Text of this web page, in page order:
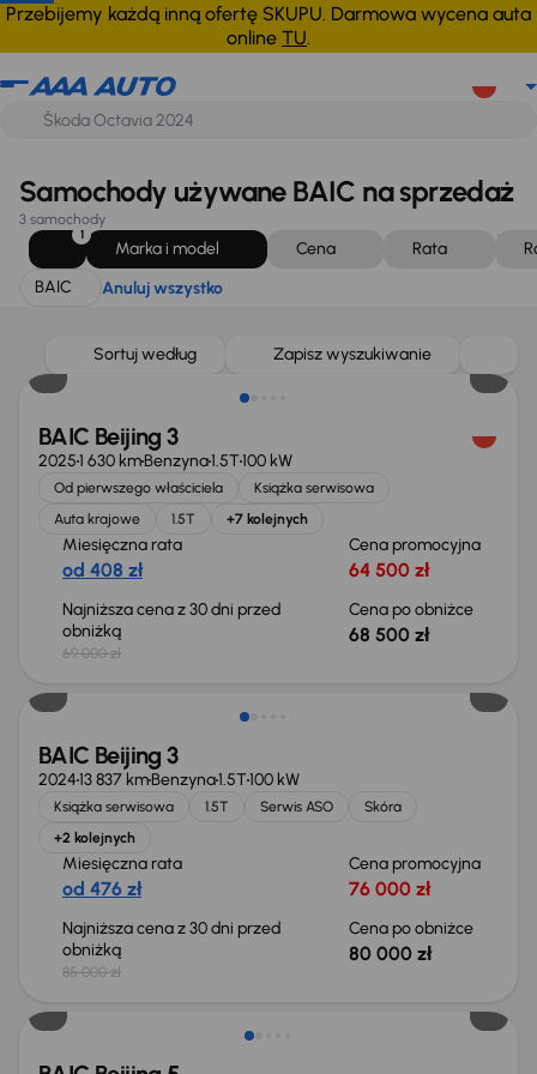
Przebijemy każdą inną ofertę SKUPU. Darmowa wycena auta
online TU.
BAIC Anuluj wszystko
Samochody używane BAIC na sprzedaż
3 samochody
1
Marka i model Cena Rata
BAIC
Anuluj wszystko
Sortuj według Zapisz wyszukiwanie
Taniej o 500 zł
BAIC Beijing 3
20251 630 kmBenzyna1.5T100 kW
Od pierwszego właściciela
Książka serwisowa
Auta krajowe
1.5T +7 kolejnych
Miesięczna rata
od 408 zł
Cena promocyjna
64 500 zł
Najniższa cena z 30 dni przed
obniżką
69 000 zł
Cena po obniżce
68 500 zł
Taniej o 5 000 zł
BAIC Beijing 3
202413 837 kmBenzyna1.5T100 kW
Książka serwisowa 1.5T Serwis ASO
Skóra
+2 kolejnych
Miesięczna rata
od 476 zł
Cena promocyjna
76 000 zł
Najniższa cena z 30 dni przed
obniżką
85 000 zł
Cena po obniżce
80 000 zł
Od nowego taniej o 47 999 zł